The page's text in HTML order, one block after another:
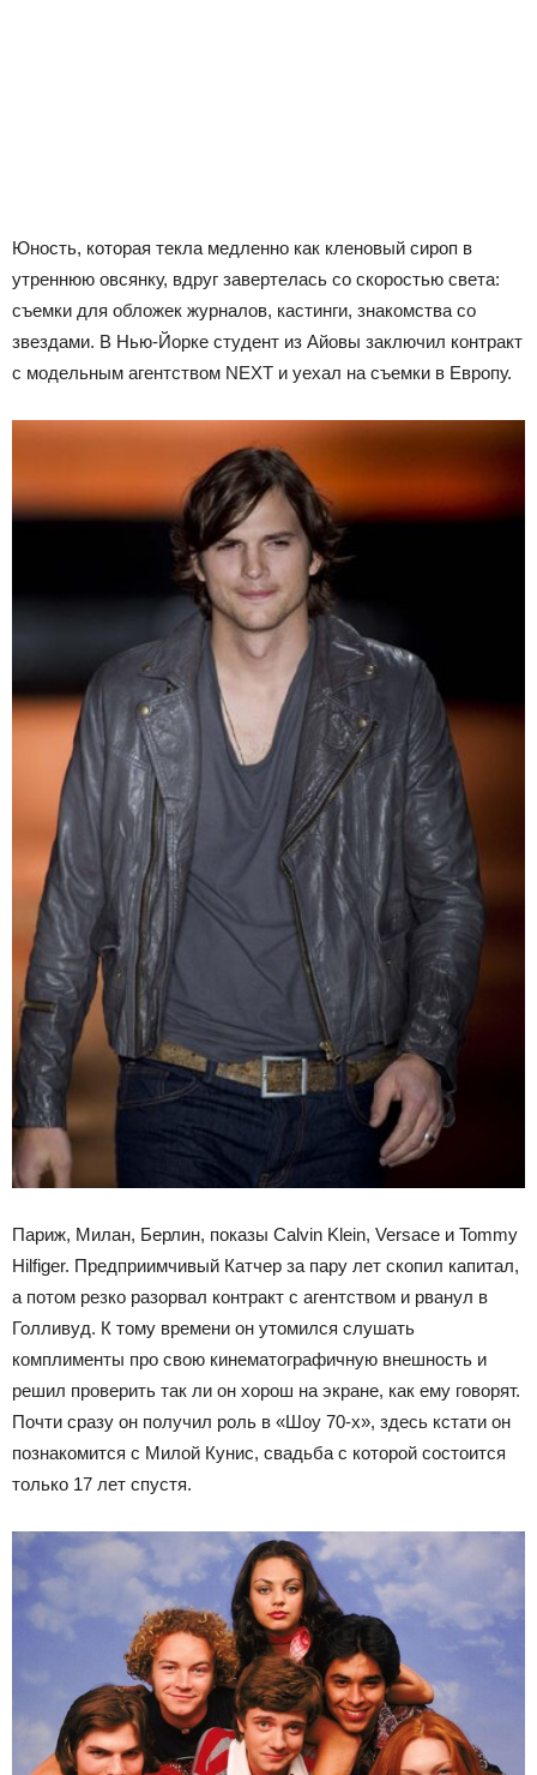
Юность, которая текла медленно как кленовый сироп в
утреннюю овсянку, вдруг завертелась со скоростью света:
съемки для обложек журналов, кастинги, знакомства со
звездами. В Нью-Йорке студент из Айовы заключил контракт
с модельным агентством NEXT и уехал на съемки в Европу.
Париж, Милан, Берлин, показы Calvin Klein, Versace и Tommy
Hilfiger. Предприимчивый Катчер за пару лет скопил капитал,
а потом резко разорвал контракт с агентством и рванул в
Голливуд. К тому времени он утомился слушать
комплименты про свою кинематографичную внешность и
решил проверить так ли он хорош на экране, как ему говорят.
Почти сразу он получил роль в «Шоу 70-х», здесь кстати он
познакомится с Милой Кунис, свадьба с которой состоится
только 17 лет спустя.